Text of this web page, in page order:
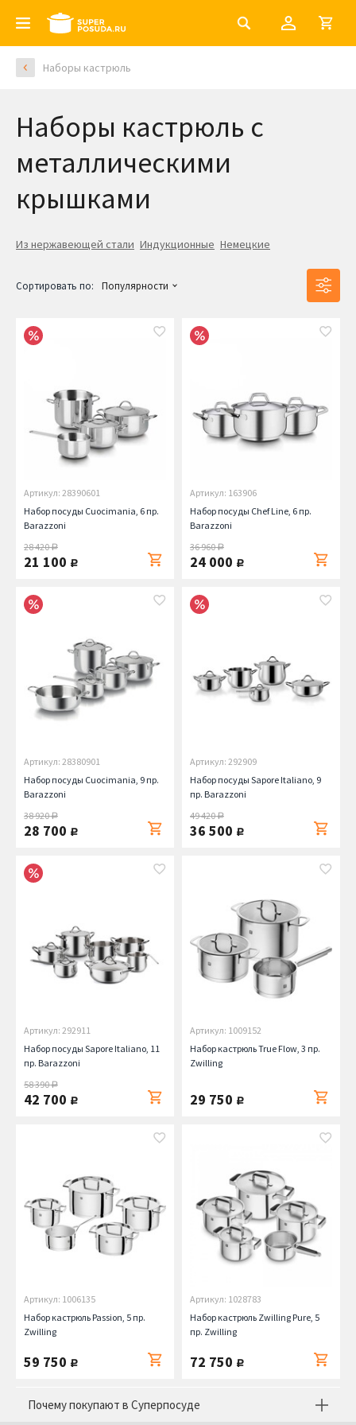
Наборы кастрюль
Наборы кастрюль с
металлическими
крышками
Из нержавеющей стали Индукционные Немецкие
Сортировать по: Популярности
Артикул: 28390601
Набор посуды Cuocimania, 6 пр.
Barazzoni
28 420руб.
21 100 руб.
Артикул: 163906
Набор посуды Chef Line, 6 пр.
Barazzoni
36 960руб.
24 000 руб.
Артикул: 28380901
Набор посуды Cuocimania, 9 пр.
Barazzoni
38 920руб.
28 700 руб.
Артикул: 292909
Набор посуды Sapore Italiano, 9
пр. Barazzoni
49 420руб.
36 500 руб.
Артикул: 292911
Набор посуды Sapore Italiano, 11
пр. Barazzoni
58 390руб.
42 700 руб.
Артикул: 1009152
Набор кастрюль True Flow, 3 пр.
Zwilling
29 750 руб.
Артикул: 1006135
Набор кастрюль Passion, 5 пр.
Zwilling
59 750 руб.
Артикул: 1028783
Набор кастрюль Zwilling Pure, 5
пр. Zwilling
72 750 руб.
Почему покупают в Суперпосуде